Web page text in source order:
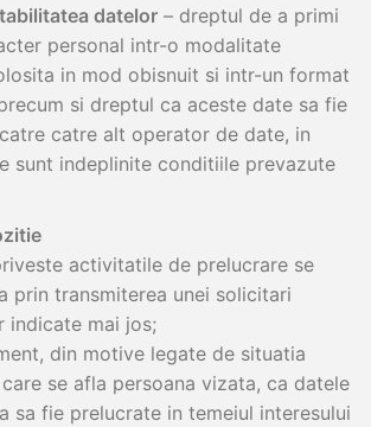
datelor – dreptul de a primi
personal intr-o modalitate
in mod obisnuit si intr-un format
si dreptul ca aceste date sa fie
catre alt operator de date, in
sunt indeplinite conditiile prevazute
activitatile de prelucrare se
prin transmiterea unei solicitari
indicate mai jos;
din motive legate de situatia
se afla persoana vizata, ca datele
sa fie prelucrate in temeiul interesului